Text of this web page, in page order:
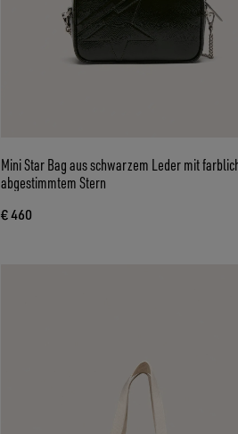
Mini Star Bag aus schwarzem Leder mit
abgestimmtem Stern
€ 460